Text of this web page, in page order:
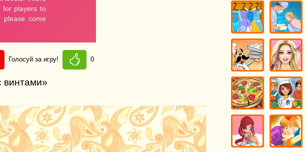
Голосуй за игру! 0
винтами»